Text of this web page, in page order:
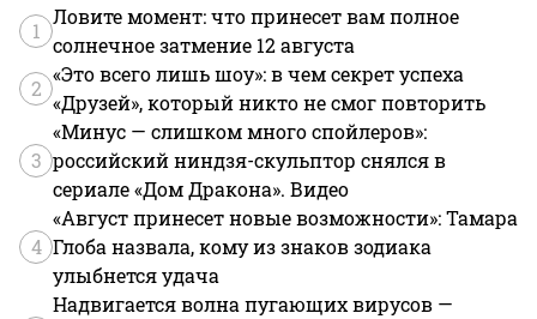
1
Ловите момент: что принесет вам полное
солнечное затмение 12 августа
2
«Это всего лишь шоу»: в чем секрет успеха
«Друзей», который никто не смог повторить
3
«Минус — слишком много спойлеров»:
российский ниндзя-скульптор снялся в
сериале «Дом Дракона». Видео
4
«Август принесет новые возможности»: Тамара
Глоба назвала, кому из знаков зодиака
улыбнется удача
Надвигается волна пугающих вирусов —